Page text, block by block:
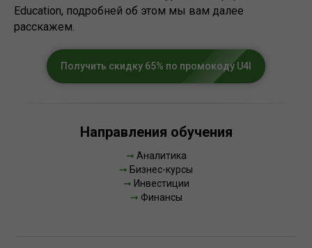
Education, подробней об этом мы вам далее
расскажем.
Получить скидку 65% по промокоду U4I
Направления обучения
➞ Аналитика
➞ Бизнес-курсы
➞ Инвестиции
➞ Финансы